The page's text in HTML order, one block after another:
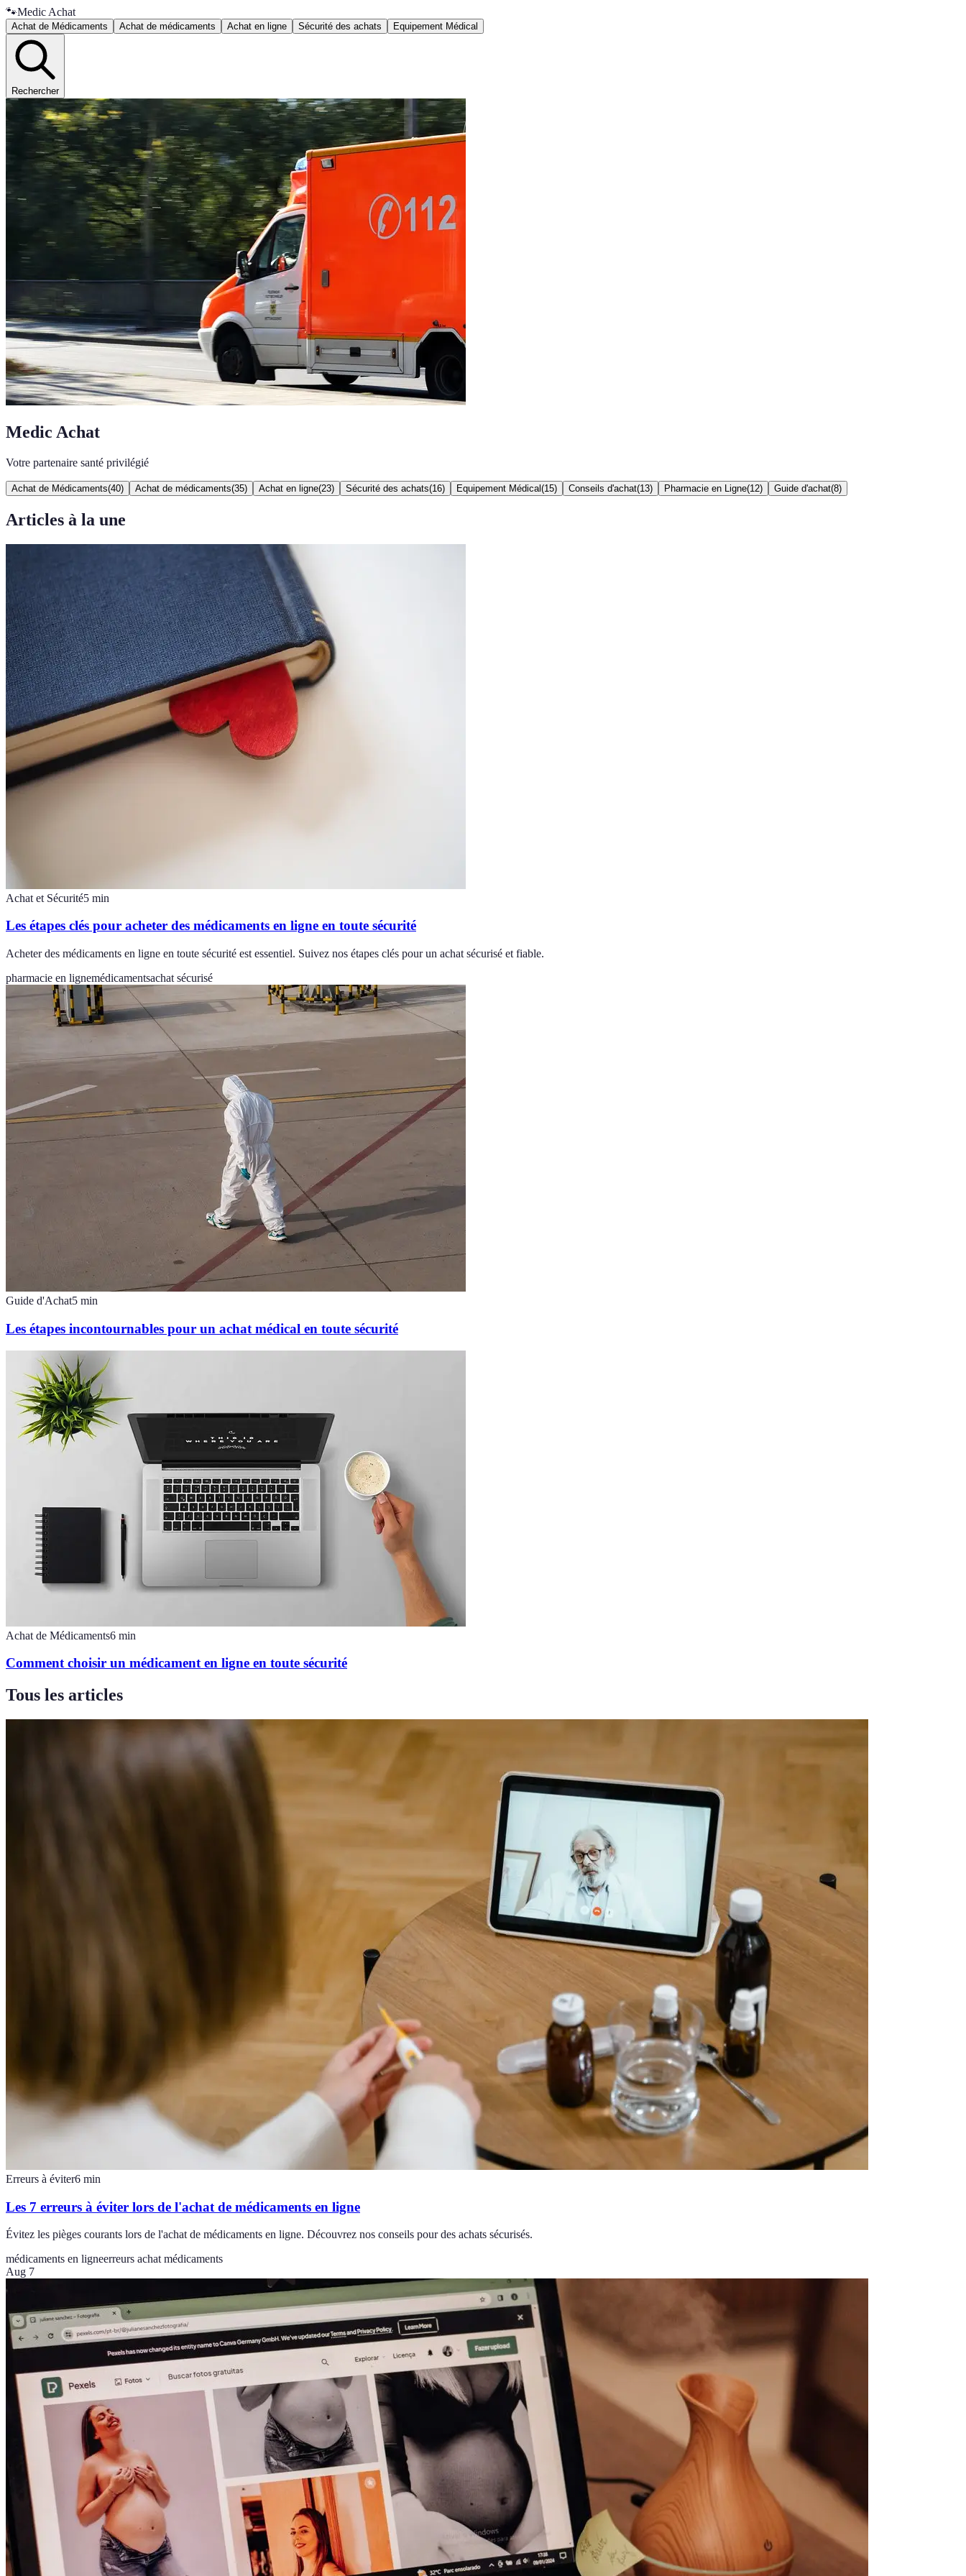
🐾Medic Achat
Achat de Médicaments Achat de médicaments Achat en ligne Sécurité des achats Equipement Médical
Rechercher
Medic Achat
Votre partenaire santé privilégié
Achat de Médicaments(40) Achat de médicaments(35) Achat en ligne(23) Sécurité des achats(16) Equipement Médical (15) Conseils d'achat(13) Pharmacie en Ligne(12) Guide d'achat(8)
Articles à la une
Achat et Sécurité5 min
Les étapes clés pour acheter des médicaments en ligne en toute sécurité
Acheter des médicaments en ligne en toute sécurité est essentiel. Suivez nos étapes clés pour un achat sécurisé et fiable.
pharmacie en lignemédicamentsachat sécurisé
Guide d'Achat5 min
Les étapes incontournables pour un achat médical en toute sécurité
Achat de Médicaments6 min
Comment choisir un médicament en ligne en toute sécurité
Tous les articles
Erreurs à éviter6 min
Les 7 erreurs à éviter lors de l'achat de médicaments en ligne
Évitez les pièges courants lors de l'achat de médicaments en ligne. Découvrez nos conseils pour des achats sécurisés.
médicaments en ligneerreurs achat médicaments
Aug 7